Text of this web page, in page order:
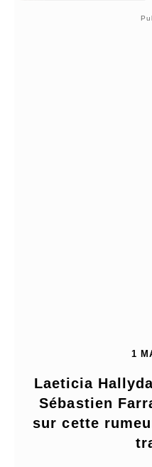
1
Laeticia
Sébastien
sur cette